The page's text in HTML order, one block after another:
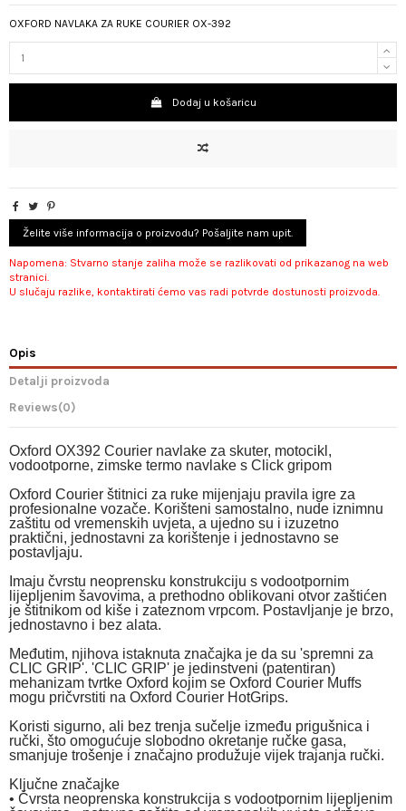
OXFORD NAVLAKA ZA RUKE COURIER OX-392
Dodaj u košaricu
Želite više informacija o proizvodu? Pošaljite nam upit.
Napomena: Stvarno stanje zaliha može se razlikovati od prikazanog na web
stranici.
U slučaju razlike, kontaktirati ćemo vas radi potvrde dostunosti proizvoda.
Opis
Detalji proizvoda
Reviews(0)
Oxford OX392 Courier navlake za skuter, motocikl,
vodootporne, zimske termo navlake s Click gripom
Oxford Courier štitnici za ruke mijenjaju pravila igre za
profesionalne vozače. Korišteni samostalno, nude iznimnu
zaštitu od vremenskih uvjeta, a ujedno su i izuzetno
praktični, jednostavni za korištenje i jednostavno se
postavljaju.
Imaju čvrstu neoprensku konstrukciju s vodootpornim
lijepljenim šavovima, a prethodno oblikovani otvor zaštićen
je štitnikom od kiše i zateznom vrpcom. Postavljanje je brzo,
jednostavno i bez alata.
Međutim, njihova istaknuta značajka je da su 'spremni za
CLIC GRIP'. 'CLIC GRIP' je jedinstveni (patentiran)
mehanizam tvrtke Oxford kojim se Oxford Courier Muffs
mogu pričvrstiti na Oxford Courier HotGrips.
Koristi sigurno, ali bez trenja sučelje između prigušnica i
ručki, što omogućuje slobodno okretanje ručke gasa,
smanjuje trošenje i značajno produžuje vijek trajanja ručki.
Ključne značajke
• Čvrsta neoprenska konstrukcija s vodootpornim lijepljenim